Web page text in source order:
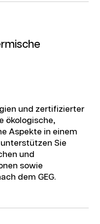
und zertifizierter
ökologische,
Aspekte in einem
Sie
und
sowie
dem GEG.